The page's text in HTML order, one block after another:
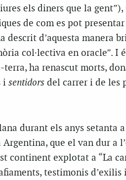
els diners que la
de com es pot
descrit d’aquesta manera
col·lectiva en oracle”. I
terra, ha renascut morts,
i sentidorsdel carrer i de les
durant els anys setanta
que el van dur a
continent explotat a “La
testimonis d’exilis